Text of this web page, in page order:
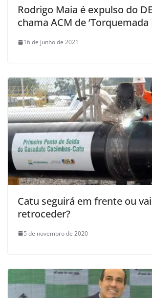
Rodrigo Maia é expulso do
chama ACM de ‘Torquemada
16 de junho de 2021
Catu seguirá em frente ou vai
retroceder?
5 de novembro de 2020